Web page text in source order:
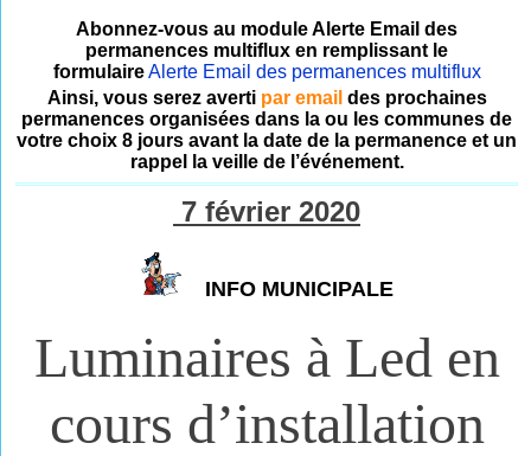
Abonnez-vous au module Alerte Email des
permanences multiflux en remplissant le
formulaire Alerte Email des permanences multiflux
Ainsi, vous serez averti par email des prochaines
permanences organisées dans la ou les communes de
votre choix 8 jours avant la date de la permanence et un
rappel la veille de l’événement.
7 février 2020
INFO MUNICIPALE
Luminaires à Led en
cours d’installation